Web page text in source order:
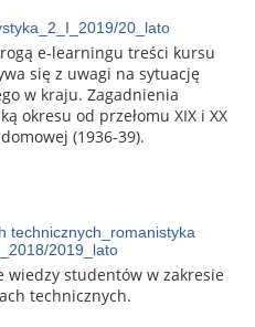
20_lato
e-learningu treści kursu
się z uwagi na sytuację
w kraju. Zagadnienia
okresu od przełomu XIX i XX
(1936-39).
technicznych_romanistyka
2019_lato
wiedzy studentów w zakresie
technicznych.